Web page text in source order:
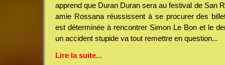
apprend que Duran Duran sera au festival de San
amie Rossana réussissent à se procurer des
est déterminée à rencontrer Simon Le Bon et le
un accident stupide va tout remettre en question...
Lire la suite...